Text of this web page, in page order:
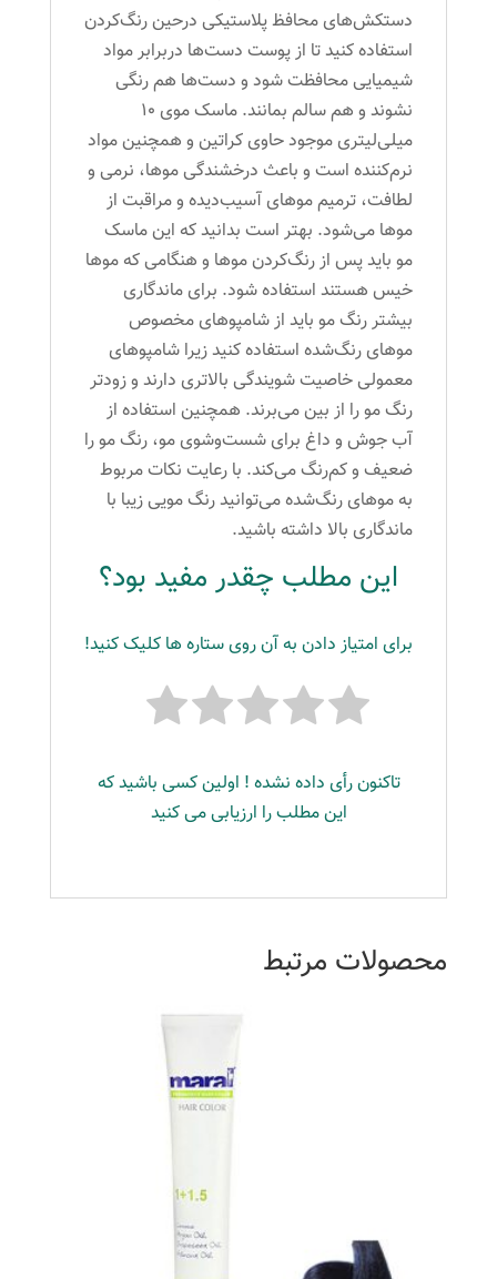
دستکش‌های محافظ پلاستیکی درحین رنگ‌کردن
استفاده کنید تا از پوست دست‌ها دربرابر مواد
شیمیایی محافظت شود و دست‌ها هم رنگی
نشوند و هم سالم بمانند. ماسک موی 10
میلی‌لیتری موجود حاوی کراتین و همچنین مواد
نرم‌کننده است و باعث درخشندگی موها، نرمی و
لطافت، ترمیم موهای آسیب‌دیده و مراقبت از
موها می‌شود. بهتر است بدانید که این ماسک
مو باید پس از رنگ‌کردن موها و هنگامی که موها
خیس هستند استفاده شود. برای ماندگاری
بیشتر رنگ مو باید از شامپوهای مخصوص
موهای رنگ‌شده استفاده کنید زیرا شامپوهای
معمولی خاصیت شویندگی بالاتری دارند و زودتر
رنگ مو را از بین می‌برند. همچنین استفاده از
آب جوش و داغ برای شست‌وشوی مو، رنگ مو را
ضعیف و کم‌رنگ می‌کند. با رعایت نکات مربوط‌
به موهای رنگ‌شده می‌توانید رنگ مویی زیبا با
ماندگاری بالا داشته باشید.
این مطلب چقدر مفید بود؟
برای امتیاز دادن به آن روی ستاره ها کلیک کنید!
تاکنون رأی داده نشده ! اولین کسی باشید که
این مطلب را ارزیابی می کنید
محصولات مرتبط